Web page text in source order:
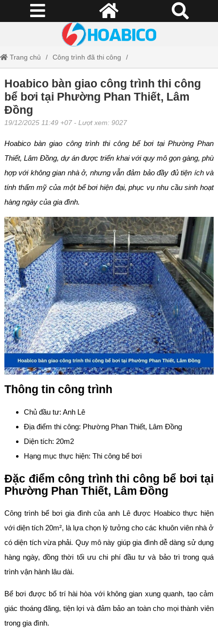
Trang chủ Công trình đã thi công
Hoabico bàn giao công trình thi công bể bơi tại Phường Phan Thiết,
Lâm Đồng
Hoabico bàn giao công trình thi công
bể bơi tại Phường Phan Thiết, Lâm
Đồng
19/12/2025 11:49 +07 - Lượt xem: 9027
Hoabico bàn giao công trình thi công bể bơi tại Phường Phan
Thiết, Lâm Đồng, dự án được triển khai với quy mô gọn gàng, phù
hợp với không gian nhà ở, nhưng vẫn đảm bảo đầy đủ tiện ích và
tính thẩm mỹ của một bể bơi hiện đại, phục vụ nhu cầu sinh hoạt
hàng ngày của gia đình.
Thông tin công trình
Chủ đầu tư: Anh Lê
Địa điểm thi công: Phường Phan Thiết, Lâm Đồng
Diện tích: 20m2
Hạng mục thực hiện: Thi công bể bơi
Đặc điểm công trình thi công bể bơi tại
Phường Phan Thiết, Lâm Đồng
Công trình bể bơi gia đình của anh Lê được Hoabico thực hiện
với diện tích 20m², là lựa chọn lý tưởng cho các khuôn viên nhà ở
có diện tích vừa phải. Quy mô này giúp gia đình dễ dàng sử dụng
hàng ngày, đồng thời tối ưu chi phí đầu tư và bảo trì trong quá
trình vận hành lâu dài.
Bể bơi được bố trí hài hòa với không gian xung quanh, tạo cảm
giác thoáng đãng, tiện lợi và đảm bảo an toàn cho mọi thành viên
trong gia đình.